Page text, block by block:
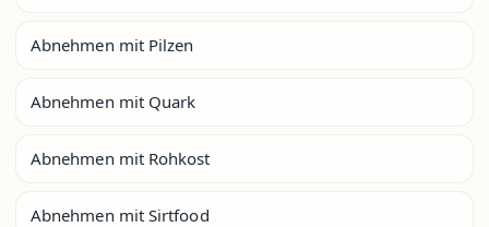
Abnehmen mit Pilzen
Abnehmen mit Quark
Abnehmen mit Rohkost
Abnehmen mit Sirtfood